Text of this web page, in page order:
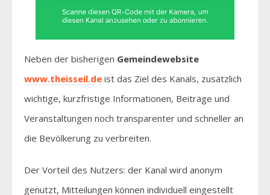
Neben der bisherigen Gemeindewebsite
www.theisseil.de ist das Ziel des Kanals, zusätzlich
wichtige, kurzfristige Informationen, Beiträge und
Veranstaltungen noch transparenter und schneller an
die Bevölkerung zu verbreiten.
Der Vorteil des Nutzers: der Kanal wird anonym
genutzt, Mitteilungen können individuell eingestellt